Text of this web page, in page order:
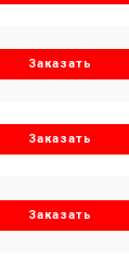
Заказать
Заказать
Заказать